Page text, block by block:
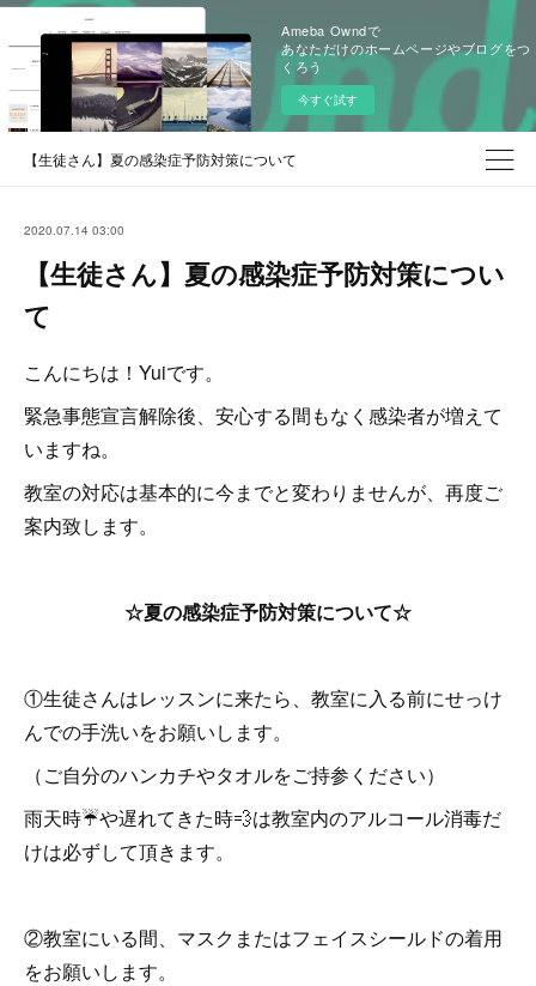
Ameba Owndで
あなただけのホームページやブログをつ
くろう
今すぐ試す
【生徒さん】夏の感染症予防対策について
2020.07.14 03:00
【生徒さん】夏の感染症予防対策につい
て
こんにちは！Yuiです。
緊急事態宣言解除後、安心する間もなく感染者が増えて
いますね。
教室の対応は基本的に今までと変わりませんが、再度ご
案内致します。
☆夏の感染症予防対策について☆
①生徒さんはレッスンに来たら、教室に入る前にせっけ
んでの手洗いをお願いします。
（ご自分のハンカチやタオルをご持参ください）
雨天時☔️や遅れてきた時💨は教室内のアルコール消毒だ
けは必ずして頂きます。
②教室にいる間、マスクまたはフェイスシールドの着用
をお願いします。